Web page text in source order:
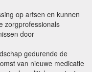
op artsen en kunnen
zorgprofessionals
door
gedurende de
van nieuwe medicatie